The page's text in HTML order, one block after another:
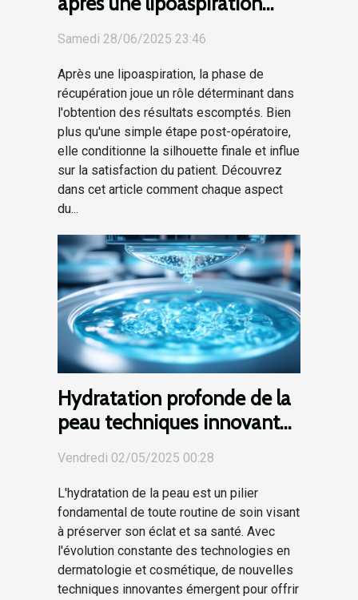
?
Samedi 28/06/2025 23:46
Après une lipoaspiration, la phase de
récupération joue un rôle déterminant dans
l'obtention des résultats escomptés. Bien
plus qu'une simple étape post-opératoire,
elle conditionne la silhouette finale et influe
sur la satisfaction du patient. Découvrez
dans cet article comment chaque aspect
du...
Hydratation profonde de la
peau techniques innovantes
pour une hydratation
durable
Vendredi 02/05/2025 00:28
L'hydratation de la peau est un pilier
fondamental de toute routine de soin visant
à préserver son éclat et sa santé. Avec
l'évolution constante des technologies en
dermatologie et cosmétique, de nouvelles
techniques innovantes émergent pour offrir